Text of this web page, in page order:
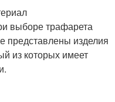
выборе трафарета
представлены изделия
из которых имеет